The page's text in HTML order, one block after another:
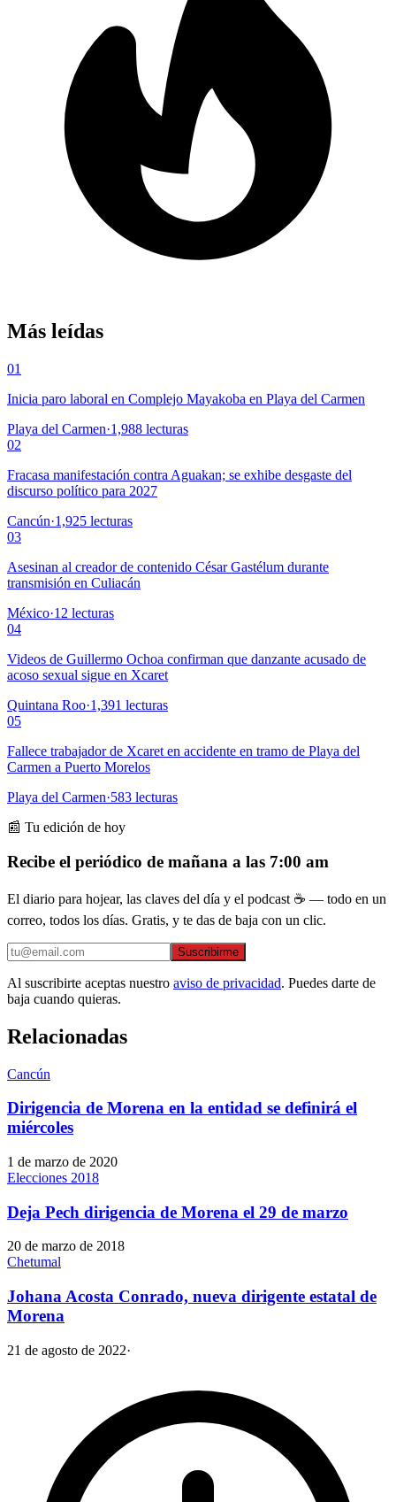
Más leídas
01
Inicia paro laboral en Complejo Mayakoba en Playa del Carmen
Playa del Carmen·1,988 lecturas
02
Fracasa manifestación contra Aguakan; se exhibe desgaste del
discurso político para 2027
Cancún·1,925 lecturas
03
Asesinan al creador de contenido César Gastélum durante
transmisión en Culiacán
México·12 lecturas
04
Videos de Guillermo Ochoa confirman que danzante acusado de
acoso sexual sigue en Xcaret
Quintana Roo·1,391 lecturas
05
Fallece trabajador de Xcaret en accidente en tramo de Playa del
Carmen a Puerto Morelos
Playa del Carmen·583 lecturas
📰 Tu edición de hoy
Recibe el periódico de mañana a las 7:00 am
El diario para hojear, las claves del día y el podcast ☕ — todo en un
correo, todos los días. Gratis, y te das de baja con un clic.
Suscribirme
Al suscribirte aceptas nuestro aviso de privacidad. Puedes darte de
baja cuando quieras.
Relacionadas
Cancún
Dirigencia de Morena en la entidad se definirá el
miércoles
1 de marzo de 2020
Elecciones 2018
Deja Pech dirigencia de Morena el 29 de marzo
20 de marzo de 2018
Chetumal
Johana Acosta Conrado, nueva dirigente estatal de
Morena
21 de agosto de 2022·